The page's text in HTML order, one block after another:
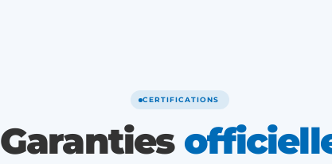
CERTIFICATIONS
Garanties